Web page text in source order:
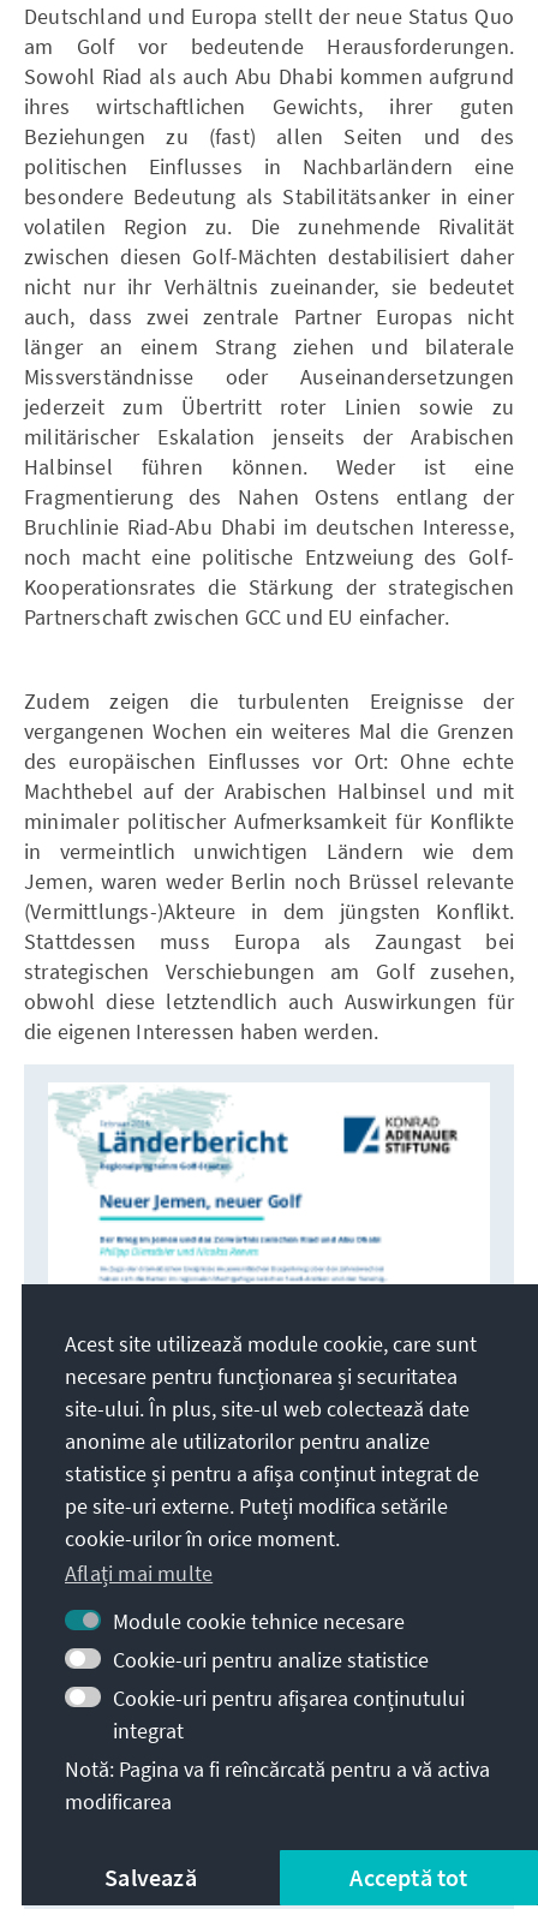
Deutschland und Europa stellt der neue Status Quo
am Golf vor bedeutende Herausforderungen.
Sowohl Riad als auch Abu Dhabi kommen aufgrund
ihres wirtschaftlichen Gewichts, ihrer guten
Beziehungen zu (fast) allen Seiten und des
politischen Einflusses in Nachbarländern eine
besondere Bedeutung als Stabilitätsanker in einer
volatilen Region zu. Die zunehmende Rivalität
zwischen diesen Golf-Mächten destabilisiert daher
nicht nur ihr Verhältnis zueinander, sie bedeutet
auch, dass zwei zentrale Partner Europas nicht
länger an einem Strang ziehen und bilaterale
Missverständnisse oder Auseinandersetzungen
jederzeit zum Übertritt roter Linien sowie zu
militärischer Eskalation jenseits der Arabischen
Halbinsel führen können. Weder ist eine
Fragmentierung des Nahen Ostens entlang der
Bruchlinie Riad-Abu Dhabi im deutschen Interesse,
noch macht eine politische Entzweiung des Golf-
Kooperationsrates die Stärkung der strategischen
Partnerschaft zwischen GCC und EU einfacher.
Zudem zeigen die turbulenten Ereignisse der
vergangenen Wochen ein weiteres Mal die Grenzen
des europäischen Einflusses vor Ort: Ohne echte
Machthebel auf der Arabischen Halbinsel und mit
minimaler politischer Aufmerksamkeit für Konflikte
in vermeintlich unwichtigen Ländern wie dem
Jemen, waren weder Berlin noch Brüssel relevante
(Vermittlungs-)Akteure in dem jüngsten Konflikt.
Stattdessen muss Europa als Zaungast bei
strategischen Verschiebungen am Golf zusehen,
obwohl diese letztendlich auch Auswirkungen für
die eigenen Interessen haben werden.
Länderbericht Neuer Jemen, neuer Golf
Acest site utilizează module cookie, care sunt
necesare pentru funcționarea și securitatea
site-ului. În plus, site-ul web colectează date
anonime ale utilizatorilor pentru analize
statistice și pentru a afișa conținut integrat de
pe site-uri externe. Puteți modifica setările
cookie-urilor în orice moment.
Aflați mai multe
Module cookie tehnice necesare
Cookie-uri pentru analize statistice
Cookie-uri pentru afișarea conținutului
integrat
Notă: Pagina va fi reîncărcată pentru a vă activa
modificarea
Salvează Acceptă tot